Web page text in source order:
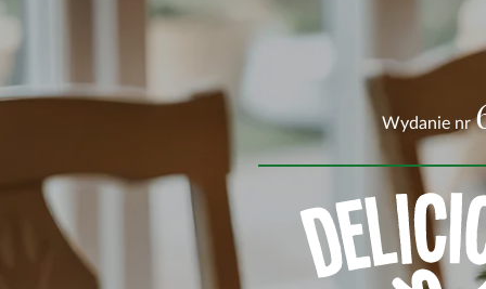
Wydanie nr